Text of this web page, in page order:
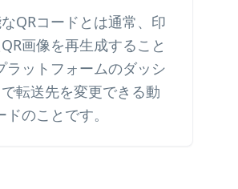
QRコードとは通常、印
画像を再生成すること
ラットフォームのダッシ
転送先を変更できる動
ドのことです。